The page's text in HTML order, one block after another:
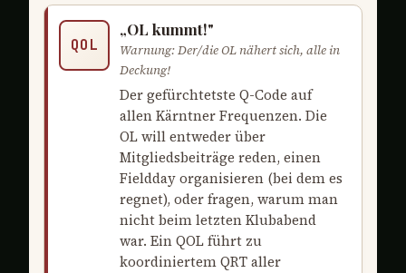
QOL
„OL kummt!"
Warnung: Der/die OL nähert sich, alle in
Deckung!
Der gefürchtetste Q-Code auf
allen Kärntner Frequenzen. Die
OL will entweder über
Mitgliedsbeiträge reden, einen
Fieldday organisieren (bei dem es
regnet), oder fragen, warum man
nicht beim letzten Klubabend
war. Ein QOL führt zu
koordiniertem QRT aller